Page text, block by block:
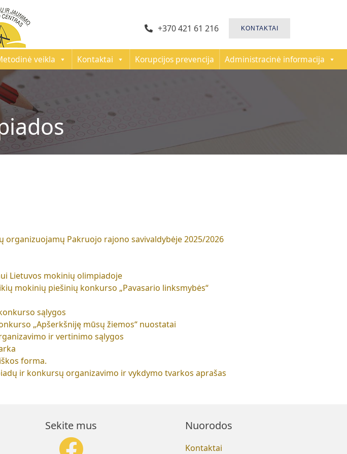
+370 421 61 216 KONTAKTAI
veikla Kontaktai Korupcijos prevencija Administracinė informacija
Pakruojo rajono savivaldybėje 2025/2026
Lietuvos mokinių olimpiadoje
mokinių piešinių konkurso „Pavasario linksmybės“
sąlygos
„Apšerkšniję mūsų žiemos“ nuostatai
ir vertinimo sąlygos
forma.
ir konkursų organizavimo ir vykdymo tvarkos aprašas
Sekite mus Nuorodos
Kontaktai